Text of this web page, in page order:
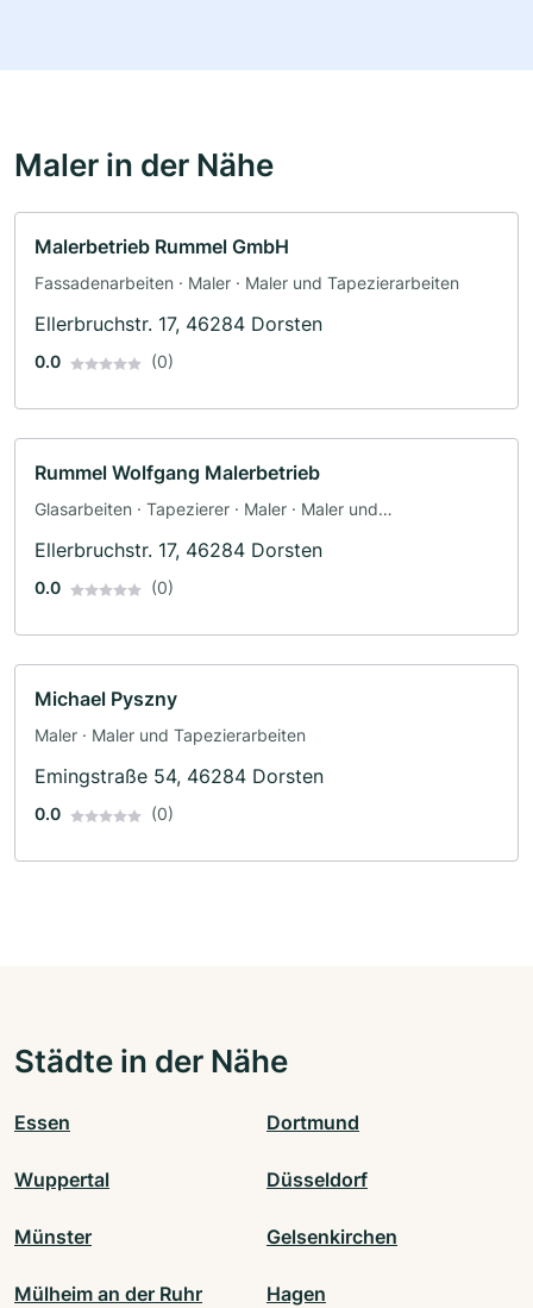
Maler in der Nähe
Malerbetrieb Rummel GmbH
Fassadenarbeiten · Maler · Maler und Tapezierarbeiten
Ellerbruchstr. 17, 46284 Dorsten
0.0 (0)
Rummel Wolfgang Malerbetrieb
Glasarbeiten · Tapezierer · Maler · Maler und
Ellerbruchstr. 17, 46284 Dorsten
0.0 (0)
Michael Pyszny
Maler · Maler und Tapezierarbeiten
Emingstraße 54, 46284 Dorsten
0.0 (0)
Städte in der Nähe
Essen Dortmund
Wuppertal Düsseldorf
Münster Gelsenkirchen
Mülheim an der Ruhr Hagen